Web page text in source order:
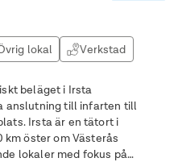
lokal Verkstad
beläget i Irsta
anslutning till infarten till
Irsta är en tätort i
km öster om Västerås
lokaler med fokus på